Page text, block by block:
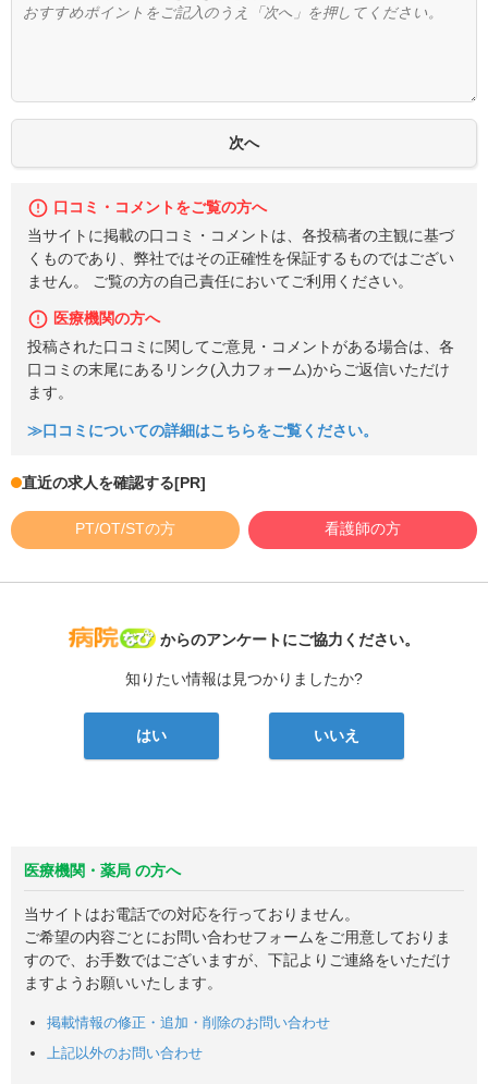
口コミ・コメントをご覧の方へ
当サイトに掲載の口コミ・コメントは、各投稿者の主観に基づ
くものであり、弊社ではその正確性を保証するものではござい
ません。 ご覧の方の自己責任においてご利用ください。
医療機関の方へ
投稿された口コミに関してご意見・コメントがある場合は、各
口コミの末尾にあるリンク(入力フォーム)からご返信いただけ
ます。
≫口コミについての詳細はこちらをご覧ください。
直近の求人を確認する[PR]
PT/OT/STの方 看護師の方
病院なび
からのアンケートにご協力ください。
知りたい情報は見つかりましたか?
はい いいえ
医療機関・薬局 の方へ
当サイトはお電話での対応を行っておりません。
ご希望の内容ごとにお問い合わせフォームをご用意しておりま
すので、お手数ではございますが、下記よりご連絡をいただけ
ますようお願いいたします。
掲載情報の修正・追加・削除のお問い合わせ
上記以外のお問い合わせ